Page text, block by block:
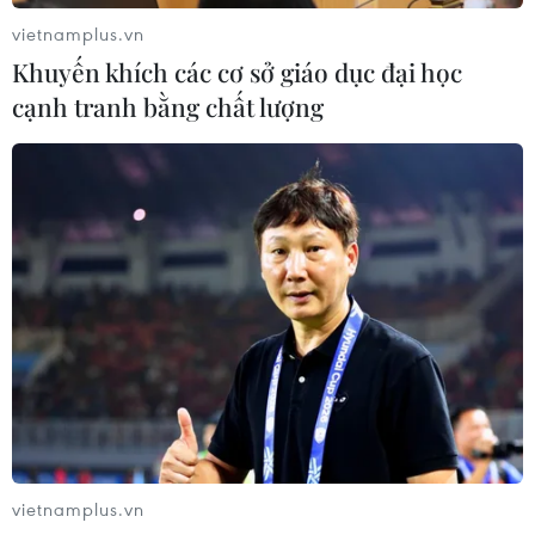
TIN CÙNG CHUYÊN MỤC
Nước thải từ máy bay có thể giúp
phát hiện sớm nguy cơ đại dịch
06/08/2026 22:30
vietnamplus.vn
Khuyến khích các cơ sở giáo dục đại học
cạnh tranh bằng chất lượng
vietnamplus.vn